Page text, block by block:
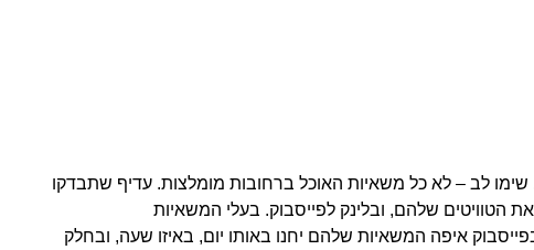
שימו לב – לא כל משאיות האוכל ברחובות מומלצות. עדיף שתבדקו
הטוויטים שלהם, ובלינק לפייסבוק. בעלי המשאיות
איפה המשאיות שלהם יחנו באותו יום, באיזו שעה, ובחלק